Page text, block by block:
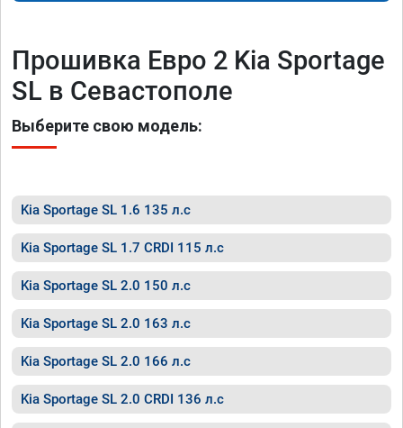
Прошивка Евро 2 Kia Sportage
SL в Севастополе
Выберите свою модель:
Kia Sportage SL 1.6 135 л.с
Kia Sportage SL 1.7 CRDI 115 л.с
Kia Sportage SL 2.0 150 л.с
Kia Sportage SL 2.0 163 л.с
Kia Sportage SL 2.0 166 л.с
Kia Sportage SL 2.0 CRDI 136 л.с